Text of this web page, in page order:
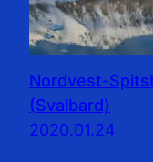
Nordvest-
(Svalbard)
2020.01.24